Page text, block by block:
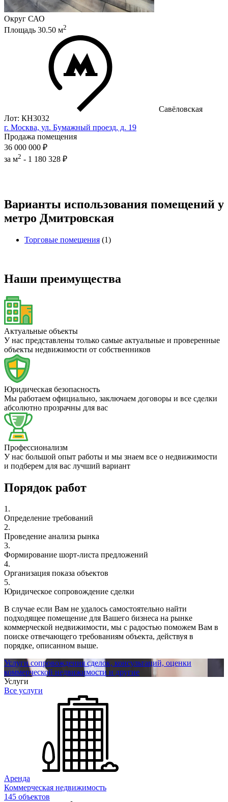
Округ САО
Площадь 30.50 м2
Савёловская
Лот: КН3032
г. Москва, ул. Бумажный проезд, д. 19
Продажа помещения
36 000 000 ₽
за м2 - 1 180 328 ₽
Варианты использования помещений у
метро Дмитровская
Торговые помещения (1)
Наши преимущества
Актуальные объекты
У нас представлены только самые актуальные и проверенные
объекты недвижимости от собственников
Юридическая безопасность
Мы работаем официально, заключаем договоры и все сделки
абсолютно прозрачны для вас
Профессионализм
У нас большой опыт работы и мы знаем все о недвижимости
и подберем для вас лучший вариант
Порядок работ
1.
Определение требований
2.
Проведение анализа рынка
3.
Формирование шорт-листа предложений
4.
Организация показа объектов
5.
Юридическое сопровождение сделки
В случае если Вам не удалось самостоятельно найти
подходящее помещение для Вашего бизнеса на рынке
коммерческой недвижимости, мы с радостью поможем Вам в
поиске отвечающего требованиям объекта, действуя в
порядке, описанном выше.
Услуги сопровождения сделок, консультаций, оценки
коммерческой недвижимости и другие
Услуги
Все услуги
Аренда
Коммерческая недвижимость
145 объектов